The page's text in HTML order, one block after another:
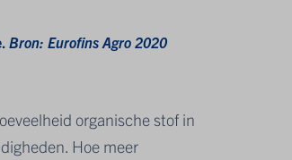
Bron: Eurofins Agro 2020
organische stof in
Hoe meer